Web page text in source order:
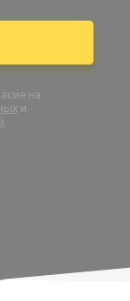
на
и